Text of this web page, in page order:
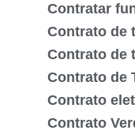
Contratar
Contrato de
Contrato de
Contrato de
Contrato
Contrato